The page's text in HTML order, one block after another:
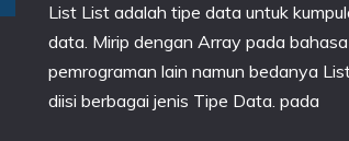
List List adalah tipe data untuk
data. Mirip dengan Array pada bahasa
pemrograman lain namun bedanya
diisi berbagai jenis Tipe Data. pada